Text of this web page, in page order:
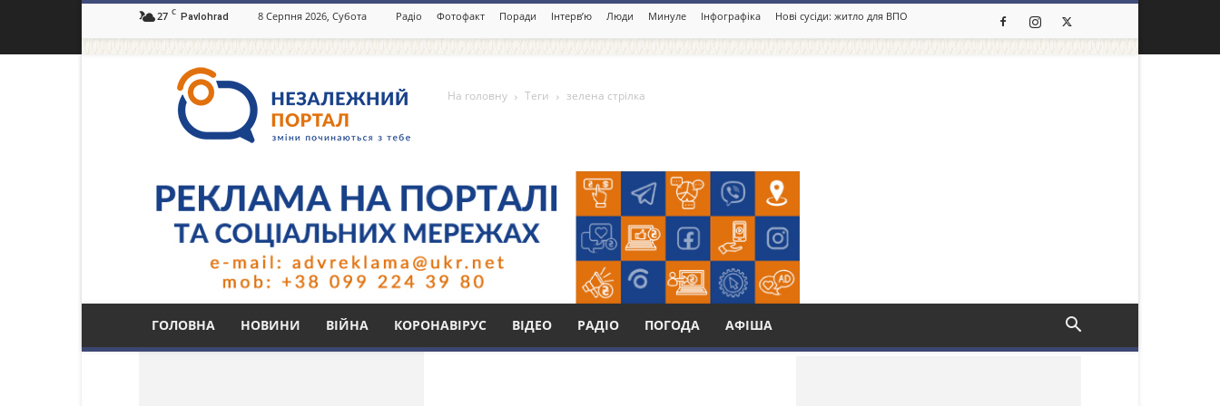
27 C Pavlohrad 8 Серпня 2026, Субота Радіо Фотофакт Поради Інтерв’ю Люди Минуле Інфографіка Нові сусіди: житло для ВПО
портал
Павлоград.dp.ua
ГОЛОВНА НОВИНИ ВІЙНА КОРОНАВІРУС ВІДЕО РАДІО ПОГОДА АФІША
На головну Теги зелена стрілка
Тег: зелена стрілка